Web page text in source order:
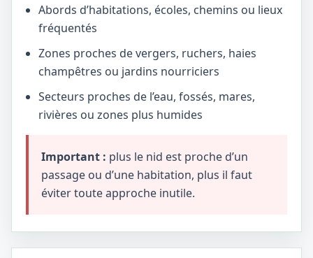
Abords d’habitations, écoles, chemins ou lieux
fréquentés
Zones proches de vergers, ruchers, haies
champêtres ou jardins nourriciers
Secteurs proches de l’eau, fossés, mares,
rivières ou zones plus humides
Important : plus le nid est proche d’un
passage ou d’une habitation, plus il faut
éviter toute approche inutile.